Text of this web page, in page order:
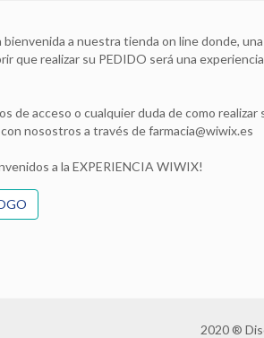
a nuestra tienda on line donde,
que realizar su PEDIDO será una
de acceso o cualquier duda de como realizar
nosostros a través de farmacia@wiwix.es
a la EXPERIENCIA WIWIX!
2020 ®